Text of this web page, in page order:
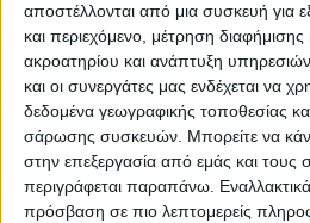
αποστέλλονται από μια συσκευή για
και περιεχόμενο, μέτρηση
ακροατηρίου και ανάπτυξη
και οι συνεργάτες μας ενδέχεται να
δεδομένα γεωγραφικής τοποθεσίας
σάρωσης συσκευών. Μπορείτε να
στην επεξεργασία από εμάς και τους
περιγράφεται παραπάνω.
πρόσβαση σε πιο λεπτομερείς
VIDEO ΤΗΣ ΘΕΣΣΑΛΙΑΣ
Περιπέτεια για τον
Γιάννη Σκόκα